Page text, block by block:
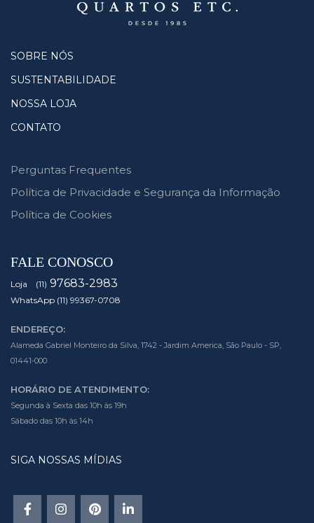
SOBRE NÓS
SUSTENTABILIDADE
NOSSA LOJA
CONTATO
Perguntas Frequentes
Política de Privacidade e Segurança da Informação
Política de Cookies
FALE CONOSCO
Loja (11) 97683-2983
WhatsApp (11) 99367-0708
ENDEREÇO:
Alameda Gabriel Monteiro da Silva, 1742 - Jardim America, São Paulo - SP,
01441-000
HORÁRIO DE ATENDIMENTO:
Segunda à Sexta das 10h às 19h
Sábado das 10h às 14h
SIGA NOSSAS MÍDIAS